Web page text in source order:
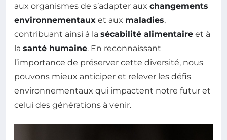
aux organismes de s’adapter aux changements
environnementaux et aux maladies,
contribuant ainsi à la sécabilité alimentaire et à
la santé humaine. En reconnaissant
l’importance de préserver cette diversité, nous
pouvons mieux anticiper et relever les défis
environnementaux qui impactent notre futur et
celui des générations à venir.